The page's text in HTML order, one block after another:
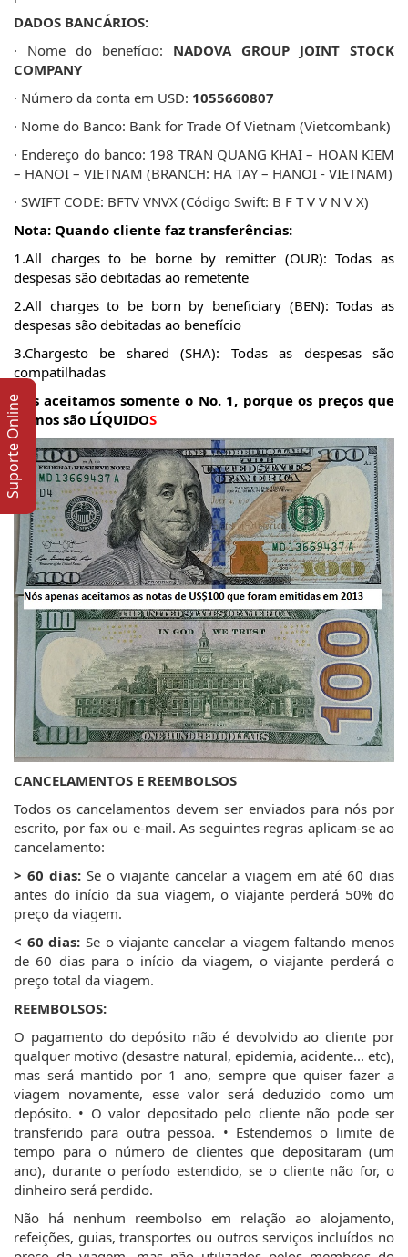
DADOS BANCÁRIOS:
· Nome do benefício: NADOVA GROUP JOINT STOCK
COMPANY
· Número da conta em USD: 1055660807
· Nome do Banco: Bank for Trade Of Vietnam (Vietcombank)
· Endereço do banco: 198 TRAN QUANG KHAI – HOAN KIEM
– HANOI – VIETNAM (BRANCH: HA TAY – HANOI - VIETNAM)
· SWIFT CODE: BFTV VNVX (Código Swift: B F T V V N V X)
Nota: Quando cliente faz transferências:
1.All charges to be borne by remitter (OUR): Todas as
despesas são debitadas ao remetente
2.All charges to be born by beneficiary (BEN): Todas as
despesas são debitadas ao benefício
3.Chargesto be shared (SHA): Todas as despesas são
compatilhadas
Nós aceitamos somente o No. 1, porque os preços que
damos são LÍQUIDOS
CANCELAMENTOS E REEMBOLSOS
Todos os cancelamentos devem ser enviados para nós por
escrito, por fax ou e-mail. As seguintes regras aplicam-se ao
cancelamento:
> 60 dias: Se o viajante cancelar a viagem em até 60 dias
antes do início da sua viagem, o viajante perderá 50% do
preço da viagem.
< 60 dias: Se o viajante cancelar a viagem faltando menos
de 60 dias para o início da viagem, o viajante perderá o
preço total da viagem.
REEMBOLSOS:
O pagamento do depósito não é devolvido ao cliente por
qualquer motivo (desastre natural, epidemia, acidente... etc),
mas será mantido por 1 ano, sempre que quiser fazer a
viagem novamente, esse valor será deduzido como um
depósito. • O valor depositado pelo cliente não pode ser
transferido para outra pessoa. • Estendemos o limite de
tempo para o número de clientes que depositaram (um
ano), durante o período estendido, se o cliente não for, o
dinheiro será perdido.
Não há nenhum reembolso em relação ao alojamento,
refeições, guias, transportes ou outros serviços incluídos no
Suporte Online